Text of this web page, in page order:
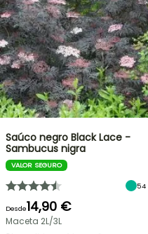
Saúco negro Black Lace -
Sambucus nigra
VALOR SEGURO
54
Desde14,90 €
Maceta 2L/3L